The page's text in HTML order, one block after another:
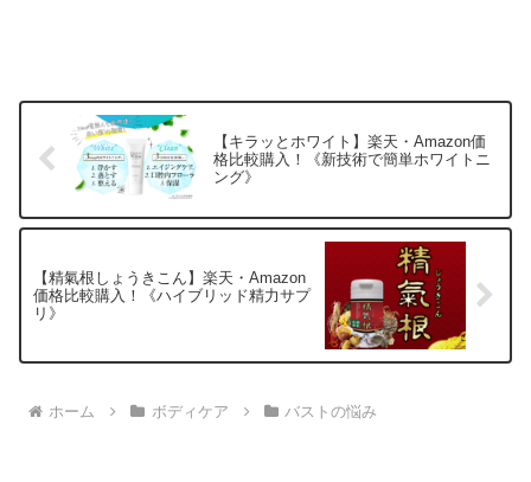
【キラッとホワイト】楽天・Amazon価
格比較購入！《新技術で簡単ホワイトニ
ング》
【精氣根しょうきこん】楽天・Amazon
価格比較購入！《ハイブリッド精力サプ
リ》
ホーム ボディケア バストの悩み